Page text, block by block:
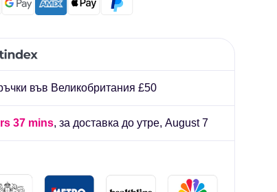
продукти, с бърза доставка на следващия ден. Използвам Welzo
във Великобритания £50
37 mins, за доставка до утре, August 7